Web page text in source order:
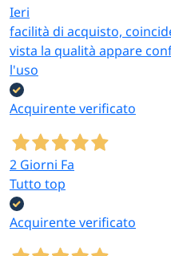
Ieri
facilità di acquisto,
vista la qualità appare
l'uso
Acquirente verificato
2 Giorni Fa
Tutto top
Acquirente verificato